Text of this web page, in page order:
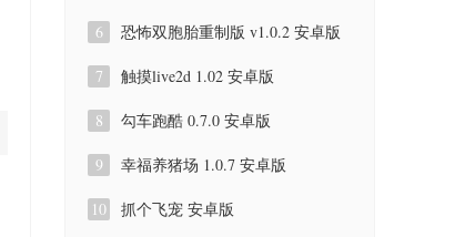
6 恐怖双胞胎重制版 v1.0.2 安卓版
7 触摸live2d 1.02 安卓版
8 勾车跑酷 0.7.0 安卓版
9 幸福养猪场 1.0.7 安卓版
10 抓个飞宠 安卓版